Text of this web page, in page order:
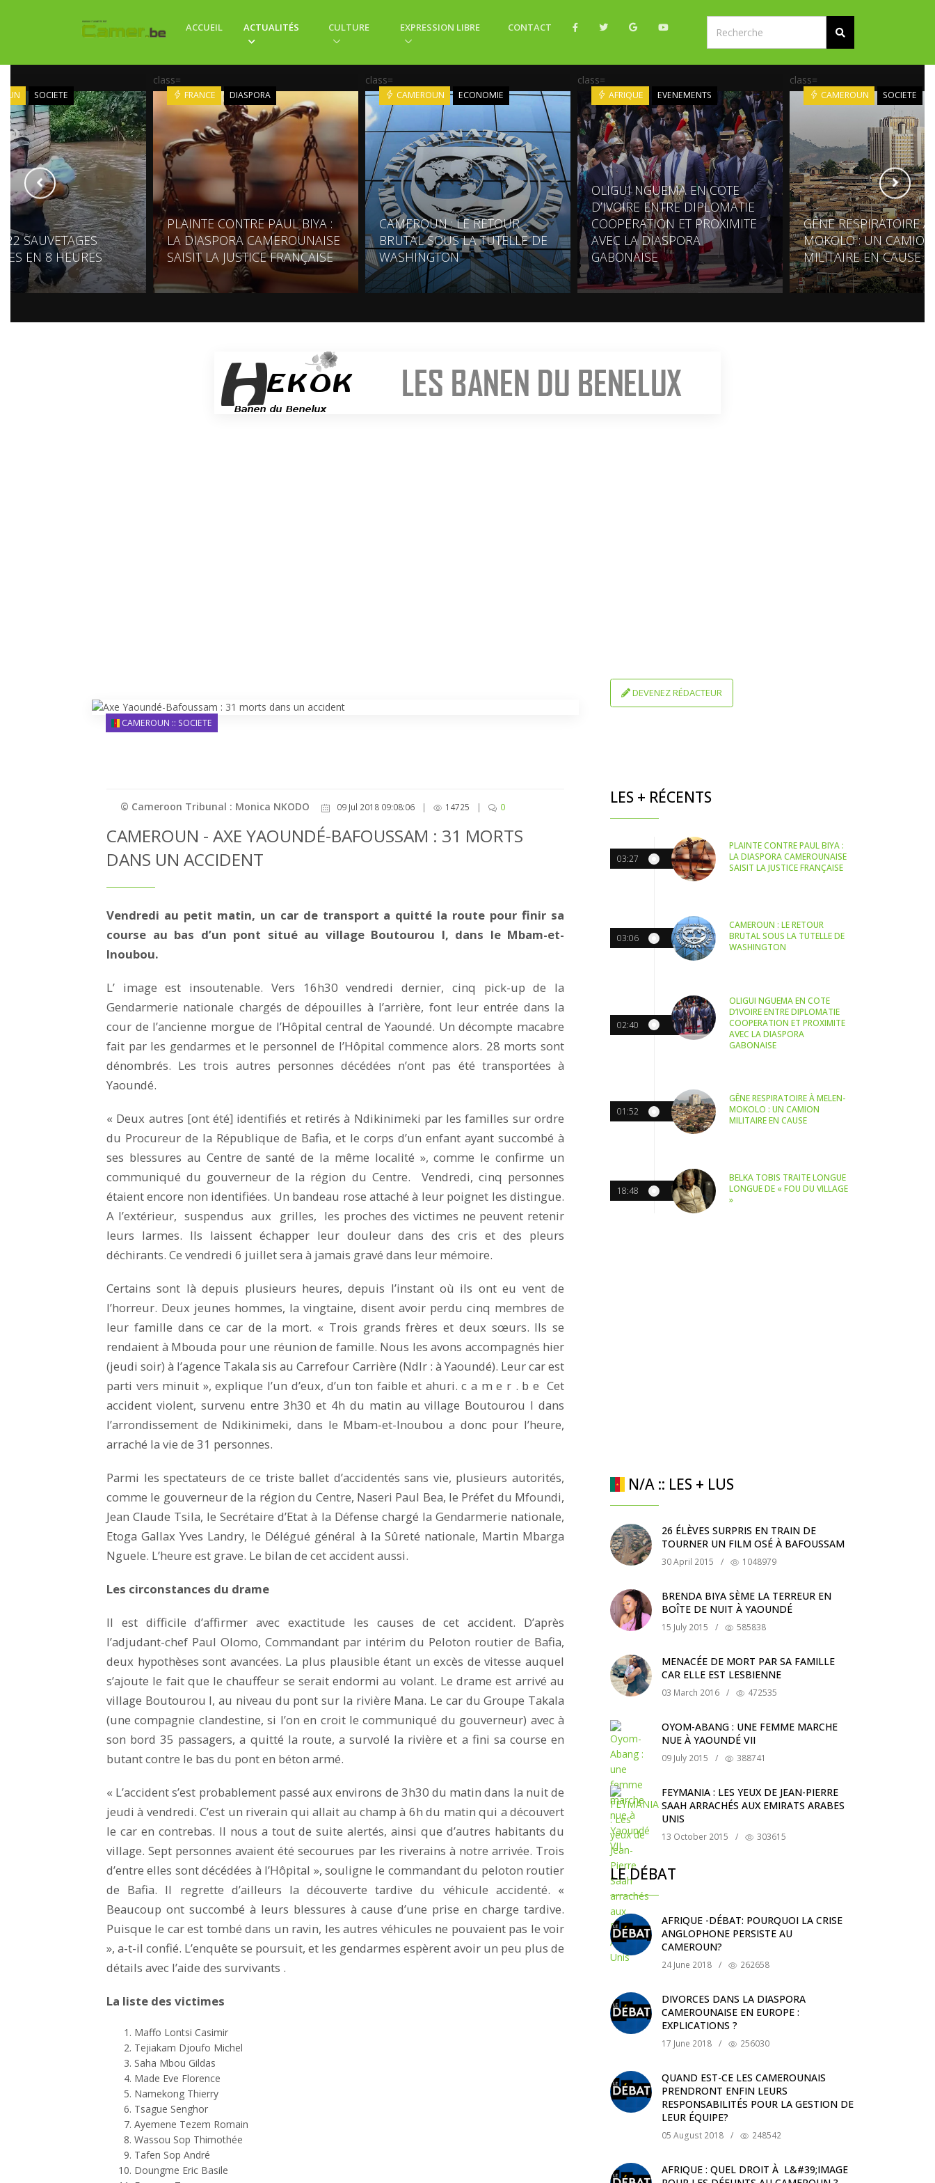
ACCUEIL ACTUALITÉS CULTURE EXPRESSION LIBRE CONTACT
SOCIETE
22 SAUVETAGES
EN 8 HEURES
class=
FRANCE DIASPORA
PLAINTE CONTRE PAUL BIYA :
LA DIASPORA CAMEROUNAISE
SAISIT LA JUSTICE FRANÇAISE
class=
CAMEROUN ECONOMIE
CAMEROUN : LE RETOUR
BRUTAL SOUS LA TUTELLE DE
WASHINGTON
class=
AFRIQUE EVENEMENTS
OLIGUI NGUEMA EN COTE
D’IVOIRE ENTRE DIPLOMATIE
COOPERATION ET PROXIMITE
AVEC LA DIASPORA
GABONAISE
class=
CAMEROUN SOCIETE
GÊNE RESPIRATOIRE
MOKOLO : UN CAMION
MILITAIRE EN CAUSE
CAMEROUN :: SOCIETE
© Cameroon Tribunal : Monica NKODO 09 Jul 2018 09:08:06 | 14725 | 0
CAMEROUN - AXE YAOUNDÉ-BAFOUSSAM : 31 MORTS
DANS UN ACCIDENT
Vendredi au petit matin, un car de transport a quitté la route pour finir sa
course au bas d’un pont situé au village Boutourou I, dans le Mbam-et-
Inoubou.
L’ image est insoutenable. Vers 16h30 vendredi dernier, cinq pick-up de la
Gendarmerie nationale chargés de dépouilles à l’arrière, font leur entrée dans la
cour de l’ancienne morgue de l’Hôpital central de Yaoundé. Un décompte macabre
fait par les gendarmes et le personnel de l’Hôpital commence alors. 28 morts sont
dénombrés. Les trois autres personnes décédées n’ont pas été transportées à
Yaoundé.
« Deux autres [ont été] identifiés et retirés à Ndikinimeki par les familles sur ordre
du Procureur de la République de Bafia, et le corps d’un enfant ayant succombé à
ses blessures au Centre de santé de la même localité », comme le confirme un
communiqué du gouverneur de la région du Centre. Vendredi, cinq personnes
étaient encore non identifiées. Un bandeau rose attaché à leur poignet les distingue.
A l’extérieur, suspendus aux grilles, les proches des victimes ne peuvent retenir
leurs larmes. Ils laissent échapper leur douleur dans des cris et des pleurs
déchirants. Ce vendredi 6 juillet sera à jamais gravé dans leur mémoire.
Certains sont là depuis plusieurs heures, depuis l’instant où ils ont eu vent de
l’horreur. Deux jeunes hommes, la vingtaine, disent avoir perdu cinq membres de
leur famille dans ce car de la mort. « Trois grands frères et deux sœurs. Ils se
rendaient à Mbouda pour une réunion de famille. Nous les avons accompagnés hier
(jeudi soir) à l’agence Takala sis au Carrefour Carrière (Ndlr : à Yaoundé). Leur car est
parti vers minuit », explique l’un d’eux, d’un ton faible et ahuri. c a m e r . b e Cet
accident violent, survenu entre 3h30 et 4h du matin au village Boutourou I dans
l’arrondissement de Ndikinimeki, dans le Mbam-et-Inoubou a donc pour l’heure,
arraché la vie de 31 personnes.
Parmi les spectateurs de ce triste ballet d’accidentés sans vie, plusieurs autorités,
comme le gouverneur de la région du Centre, Naseri Paul Bea, le Préfet du Mfoundi,
Jean Claude Tsila, le Secrétaire d’Etat à la Défense chargé la Gendarmerie nationale,
Etoga Gallax Yves Landry, le Délégué général à la Sûreté nationale, Martin Mbarga
Nguele. L’heure est grave. Le bilan de cet accident aussi.
Les circonstances du drame
Il est difficile d’affirmer avec exactitude les causes de cet accident. D’après
l’adjudant-chef Paul Olomo, Commandant par intérim du Peloton routier de Bafia,
deux hypothèses sont avancées. La plus plausible étant un excès de vitesse auquel
s’ajoute le fait que le chauffeur se serait endormi au volant. Le drame est arrivé au
village Boutourou I, au niveau du pont sur la rivière Mana. Le car du Groupe Takala
(une compagnie clandestine, si l’on en croit le communiqué du gouverneur) avec à
son bord 35 passagers, a quitté la route, a survolé la rivière et a fini sa course en
butant contre le bas du pont en béton armé.
« L’accident s’est probablement passé aux environs de 3h30 du matin dans la nuit de
jeudi à vendredi. C’est un riverain qui allait au champ à 6h du matin qui a découvert
le car en contrebas. Il nous a tout de suite alertés, ainsi que d’autres habitants du
village. Sept personnes avaient été secourues par les riverains à notre arrivée. Trois
d’entre elles sont décédées à l’Hôpital », souligne le commandant du peloton routier
de Bafia. Il regrette d’ailleurs la découverte tardive du véhicule accidenté. «
Beaucoup ont succombé à leurs blessures à cause d’une prise en charge tardive.
Puisque le car est tombé dans un ravin, les autres véhicules ne pouvaient pas le voir
», a-t-il confié. L’enquête se poursuit, et les gendarmes espèrent avoir un peu plus de
détails avec l’aide des survivants .
La liste des victimes
Maffo Lontsi Casimir
Tejiakam Djoufo Michel
Saha Mbou Gildas
Made Eve Florence
Namekong Thierry
Tsague Senghor
Ayemene Tezem Romain
Wassou Sop Thimothée
Tafen Sop André
Doungme Eric Basile
DEVENEZ RÉDACTEUR
LES + RÉCENTS
03:27
PLAINTE CONTRE PAUL BIYA :
LA DIASPORA CAMEROUNAISE
SAISIT LA JUSTICE FRANÇAISE
03:06
CAMEROUN : LE RETOUR
BRUTAL SOUS LA TUTELLE DE
WASHINGTON
02:40
OLIGUI NGUEMA EN COTE
D’IVOIRE ENTRE DIPLOMATIE
COOPERATION ET PROXIMITE
AVEC LA DIASPORA
GABONAISE
01:52
GÊNE RESPIRATOIRE À MELEN-
MOKOLO : UN CAMION
MILITAIRE EN CAUSE
18:48
BELKA TOBIS TRAITE LONGUE
LONGUE DE « FOU DU VILLAGE
»
N/A :: LES + LUS
26 ÉLÈVES SURPRIS EN TRAIN DE
TOURNER UN FILM OSÉ À BAFOUSSAM
30 April 2015 / 1048979
BRENDA BIYA SÈME LA TERREUR EN
BOÎTE DE NUIT À YAOUNDÉ
15 July 2015 / 585838
MENACÉE DE MORT PAR SA FAMILLE
CAR ELLE EST LESBIENNE
03 March 2016 / 472535
OYOM-ABANG : UNE FEMME MARCHE
NUE À YAOUNDÉ VII
09 July 2015 / 388741
FEYMANIA : LES YEUX DE JEAN-PIERRE
SAAH ARRACHÉS AUX EMIRATS ARABES
UNIS
13 October 2015 / 303615
LE DÉBAT
AFRIQUE -DÉBAT: POURQUOI LA CRISE
ANGLOPHONE PERSISTE AU
CAMEROUN?
24 June 2018 / 262658
DIVORCES DANS LA DIASPORA
CAMEROUNAISE EN EUROPE :
EXPLICATIONS ?
17 June 2018 / 256030
QUAND EST-CE LES CAMEROUNAIS
PRENDRONT ENFIN LEURS
RESPONSABILITÉS POUR LA GESTION DE
LEUR ÉQUIPE?
05 August 2018 / 248542
AFRIQUE : QUEL DROIT À L&#39;IMAGE